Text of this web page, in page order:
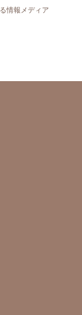
情報メディア